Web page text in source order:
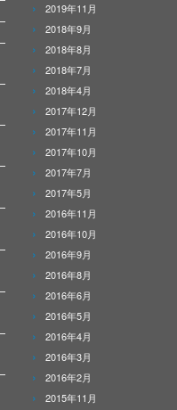
2019年11月
2018年9月
2018年8月
2018年7月
2018年4月
2017年12月
2017年11月
2017年10月
2017年7月
2017年5月
2016年11月
2016年10月
2016年9月
2016年8月
2016年6月
2016年5月
2016年4月
2016年3月
2016年2月
2015年11月